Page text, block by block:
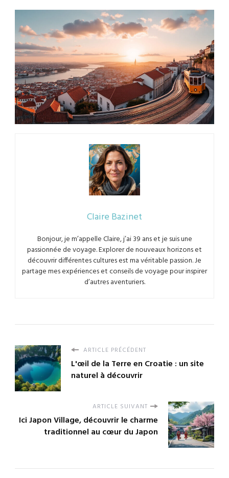
Claire Bazinet
Bonjour, je m’appelle Claire, j’ai 39 ans et je suis une
passionnée de voyage. Explorer de nouveaux horizons et
découvrir différentes cultures est ma véritable passion. Je
partage mes expériences et conseils de voyage pour inspirer
d’autres aventuriers.
ARTICLE PRÉCÉDENT
L'œil de la Terre en Croatie : un site
naturel à découvrir
ARTICLE SUIVANT
Ici Japon Village, découvrir le charme
traditionnel au cœur du Japon